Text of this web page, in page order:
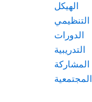
الهيكل
التنظيمي
الدورات
التدريبية
المشاركة
المجتمعية